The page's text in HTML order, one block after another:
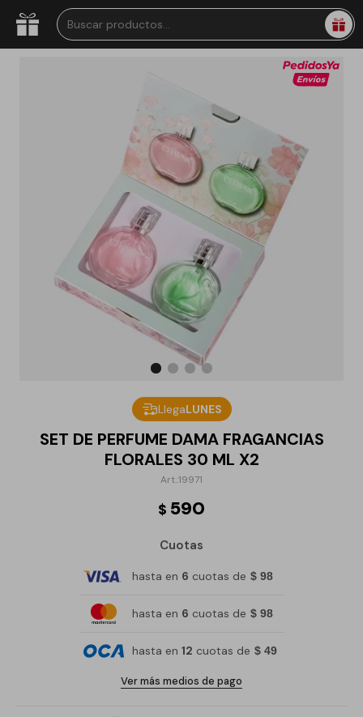
LlegaLUNES
SET DE PERFUME DAMA FRAGANCIAS
FLORALES 30 ML X2
19971
$ 590
Cuotas
hasta en 6 cuotas de $ 98
hasta en 6 cuotas de $ 98
hasta en 12 cuotas de $ 49
Ver más medios de pago